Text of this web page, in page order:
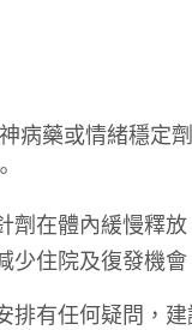
病藥或情緒穩定
在體內緩慢釋
住院及復發機會
有任何疑問，